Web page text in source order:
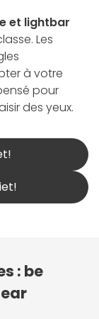
et lightbar
Les
à votre
pour
des yeux.
: be